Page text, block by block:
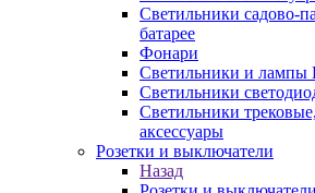
Светильники садово-
батарее
Фонари
Светильники и лампы
Светильники
Светильники
аксессуары
Розетки и выключатели
Назад